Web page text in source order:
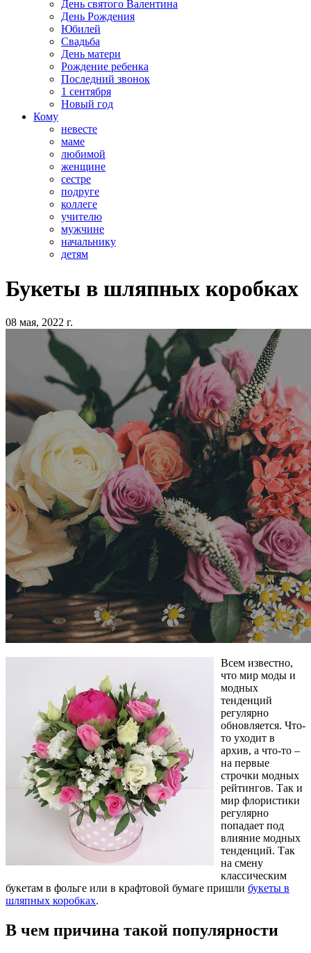
День святого Валентина
День Рождения
Юбилей
Свадьба
День матери
Рождение ребенка
Последний звонок
1 сентября
Новый год
Кому
невесте
маме
любимой
женщине
сестре
подруге
коллеге
учителю
мужчине
начальнику
детям
Букеты в шляпных коробках
08 мая, 2022 г.
Всем известно,
что мир моды и
модных
тенденций
регулярно
обновляется. Что-
то уходит в
архив, а что-то –
на первые
строчки модных
рейтингов. Так и
мир флористики
регулярно
попадает под
влияние модных
тенденций. Так
на смену
классическим
букетам в фольге или в крафтовой бумаге пришли букеты в
шляпных коробках.
В чем причина такой популярности